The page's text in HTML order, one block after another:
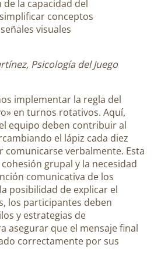
la capacidad del
conceptos
visuales
Psicología del Juego
implementar la regla del
en turnos rotativos. Aquí,
equipo deben contribuir al
el lápiz cada diez
comunicarse verbalmente. Esta
grupal y la necesidad
comunicativa de los
posibilidad de explicar el
los participantes deben
y estrategias de
asegurar que el mensaje final
correctamente por sus